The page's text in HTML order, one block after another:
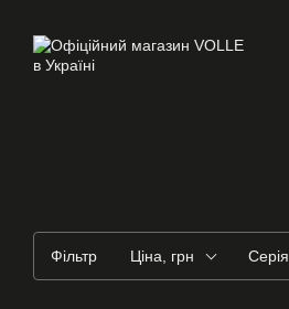
Фільтр Ціна, грн Серія